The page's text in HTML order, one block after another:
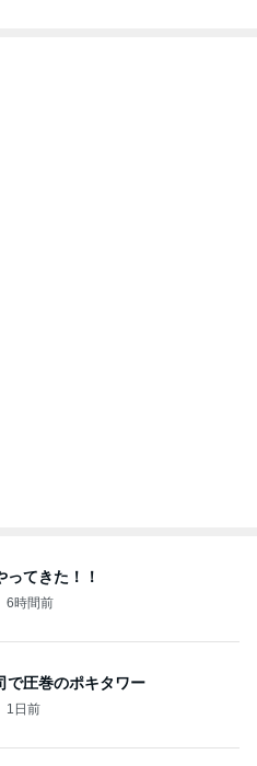
てきた！！
6時間前
で圧巻のポキタワー
1日前